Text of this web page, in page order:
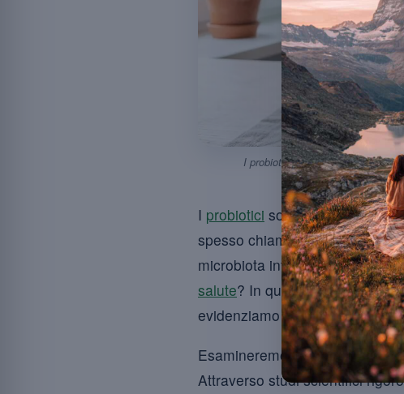
I probiotici contrastano i batteri
I probiotici sono microrganismi
spesso chiamati « batteri
microbiota intestinale. Ti sei
salute? In questa pagina
evidenziamo il ruolo nel
Esamineremo imeccanismi
Attraverso studi scientifici